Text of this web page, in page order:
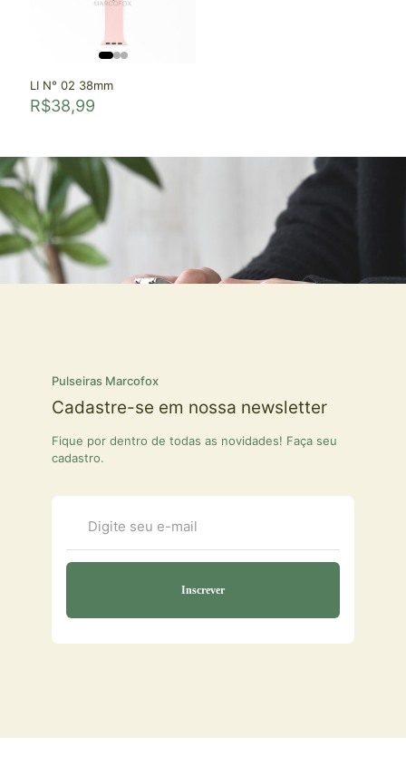
LI N° 02 38mm
R$38,99
Pulseiras Marcofox
Cadastre-se em nossa newsletter
Fique por dentro de todas as novidades! Faça seu
cadastro.